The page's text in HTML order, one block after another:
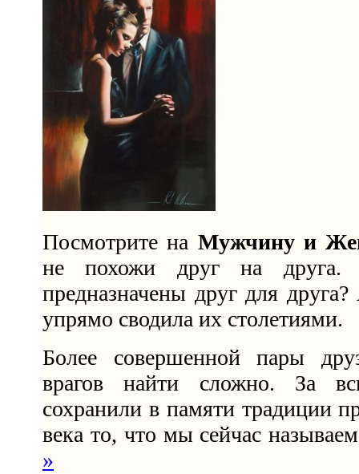
Посмотрите на Мужчину и
не похожи друг на
предназначены друг для
упрямо сводила их столетиями.
Более совершенной пары
врагов найти сложно. За
сохранили в памяти традиции
века то, что мы сейчас
»